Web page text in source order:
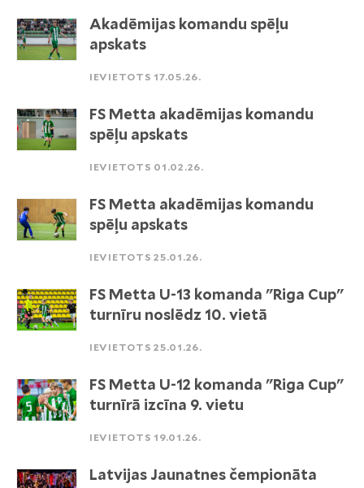
Akadēmijas komandu spēļu
apskats
IEVIETOTS 17.05.26.
FS Metta akadēmijas komandu
spēļu apskats
IEVIETOTS 01.02.26.
FS Metta akadēmijas komandu
spēļu apskats
IEVIETOTS 25.01.26.
FS Metta U-13 komanda "Riga Cup"
turnīru noslēdz 10. vietā
IEVIETOTS 25.01.26.
FS Metta U-12 komanda "Riga Cup"
turnīrā izcīna 9. vietu
IEVIETOTS 19.01.26.
Latvijas Jaunatnes čempionāta